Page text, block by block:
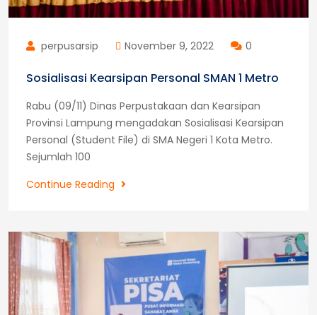
perpusarsip November 9, 2022 0
Sosialisasi Kearsipan Personal SMAN 1 Metro
Rabu (09/11) Dinas Perpustakaan dan Kearsipan
Provinsi Lampung mengadakan Sosialisasi Kearsipan
Personal (Student File) di SMA Negeri 1 Kota Metro.
Sejumlah 100
Continue Reading
Sosialisasi
SMAN
1